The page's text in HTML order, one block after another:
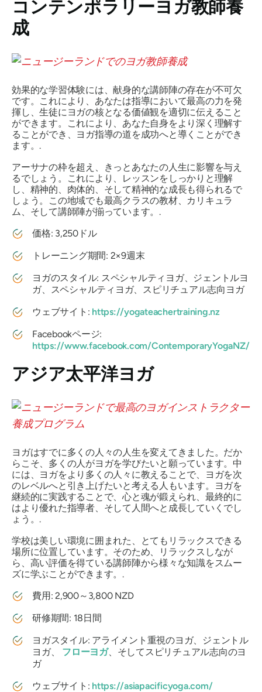
コンテンポラリーヨガ教師養
成
効果的な学習体験には、献身的な講師陣の存在が不可欠
です。これにより、あなたは指導において最高の力を発
揮し、生徒にヨガの核となる価値観を適切に伝えること
ができます。これにより、あなた自身をより深く理解す
ることができ、ヨガ指導の道を成功へと導くことができ
ます。.
アーサナの枠を超え、きっとあなたの人生に影響を与え
るでしょう。これにより、レッスンをしっかりと理解
し、精神的、肉体的、そして精神的な成長も得られるで
しょう。この地域でも最高クラスの教材、カリキュラ
ム、そして講師陣が揃っています。.
価格: 3,250ドル
トレーニング期間: 2×9週末
ヨガのスタイル: スペシャルティヨガ、ジェントルヨ
ガ、スペシャルティヨガ、スピリチュアル志向ヨガ
ウェブサイト: https://yogateachertraining.nz
Facebookページ:
https://www.facebook.com/ContemporaryYogaNZ/
アジア太平洋ヨガ
ヨガはすでに多くの人々の人生を変えてきました。だか
らこそ、多くの人がヨガを学びたいと願っています。中
には、ヨガをより多くの人々に教えることで、ヨガを次
のレベルへと引き上げたいと考える人もいます。ヨガを
継続的に実践することで、心と魂が鍛えられ、最終的に
はより優れた指導者、そして人間へと成長していくでし
ょう。.
学校は美しい環境に囲まれた、とてもリラックスできる
場所に位置しています。そのため、リラックスしなが
ら、高い評価を得ている講師陣から様々な知識をスムー
ズに学ぶことができます。.
費用: 2,900～3,800 NZD
研修期間: 18日間
ヨガスタイル: アライメント重視のヨガ、ジェントル
ヨガ、 フローヨガ、そしてスピリチュアル志向のヨ
ガ
ウェブサイト: https://asiapacificyoga.com/